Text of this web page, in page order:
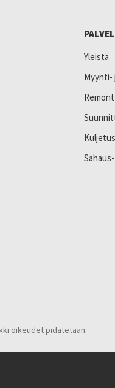
Yleistä
Myynti-
oikeudet pidätetään.